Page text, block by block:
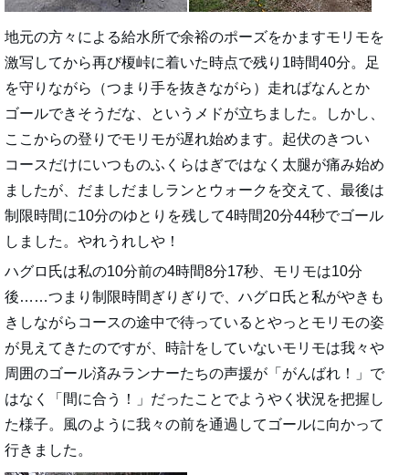
地元の方々による給水所で余裕のポーズをかますモリモを
激写してから再び榎峠に着いた時点で残り1時間40分。足
を守りながら（つまり手を抜きながら）走ればなんとか
ゴールできそうだな、というメドが立ちました。しかし、
ここからの登りでモリモが遅れ始めます。起伏のきつい
コースだけにいつものふくらはぎではなく太腿が痛み始め
ましたが、だましだましランとウォークを交えて、最後は
制限時間に10分のゆとりを残して4時間20分44秒でゴール
しました。やれうれしや！
ハグロ氏は私の10分前の4時間8分17秒、モリモは10分
後……つまり制限時間ぎりぎりで、ハグロ氏と私がやきも
きしながらコースの途中で待っているとやっとモリモの姿
が見えてきたのですが、時計をしていないモリモは我々や
周囲のゴール済みランナーたちの声援が「がんばれ！」で
はなく「間に合う！」だったことでようやく状況を把握し
た様子。風のように我々の前を通過してゴールに向かって
行きました。